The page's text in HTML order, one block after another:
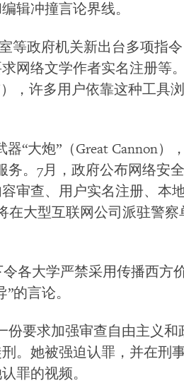
辑冲撞言论界线。
等政府机关新出台多项指
网络文学作者实名注册等
，许多用户依靠这种工具
“大炮”（Great Cannon）
务。7月，政府公布网络安
审查、用户实名注册、本
在大型互联网公司派驻警
令各大学严禁采用传播西方
的言论。
份要求加强审查自由主义和
。她被强迫认罪，并在刑
罪的视频。